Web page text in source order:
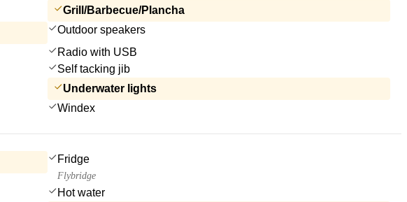
Grill/Barbecue/Plancha
Outdoor speakers
Radio with USB
Self tacking jib
Underwater lights
Windex
Fridge
Flybridge
Hot water